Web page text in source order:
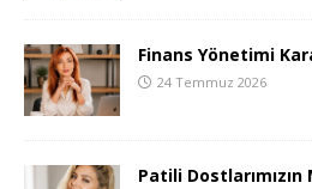
Finans Yönetimi
24 Temmuz 2026
Patili Dostlarımızın